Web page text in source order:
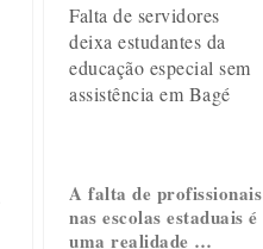
Falta de servidores
deixa estudantes da
educação especial sem
assistência em Bagé
A falta de profissionais
nas escolas estaduais é
uma realidade …